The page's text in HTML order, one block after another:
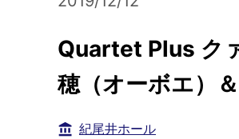
Quartet Plus ク
穂（オーボエ）
紀尾井ホール